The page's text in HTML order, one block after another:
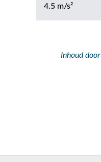
4.5 m/s²
Inhoud door